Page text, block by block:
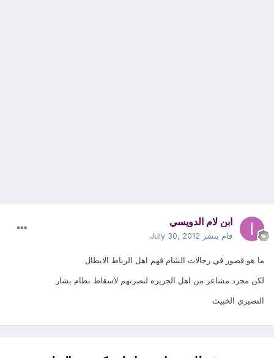
ابن لام الدويسي
قام بنشر July 30, 2012
ما هو قصور في رجالات الشام فهم اهل الرباط الابطال
لكن مجرد مشاعر من اهل الجزيره لنصرتهم لاسقاط نظام بشار
النصيري الخبيث